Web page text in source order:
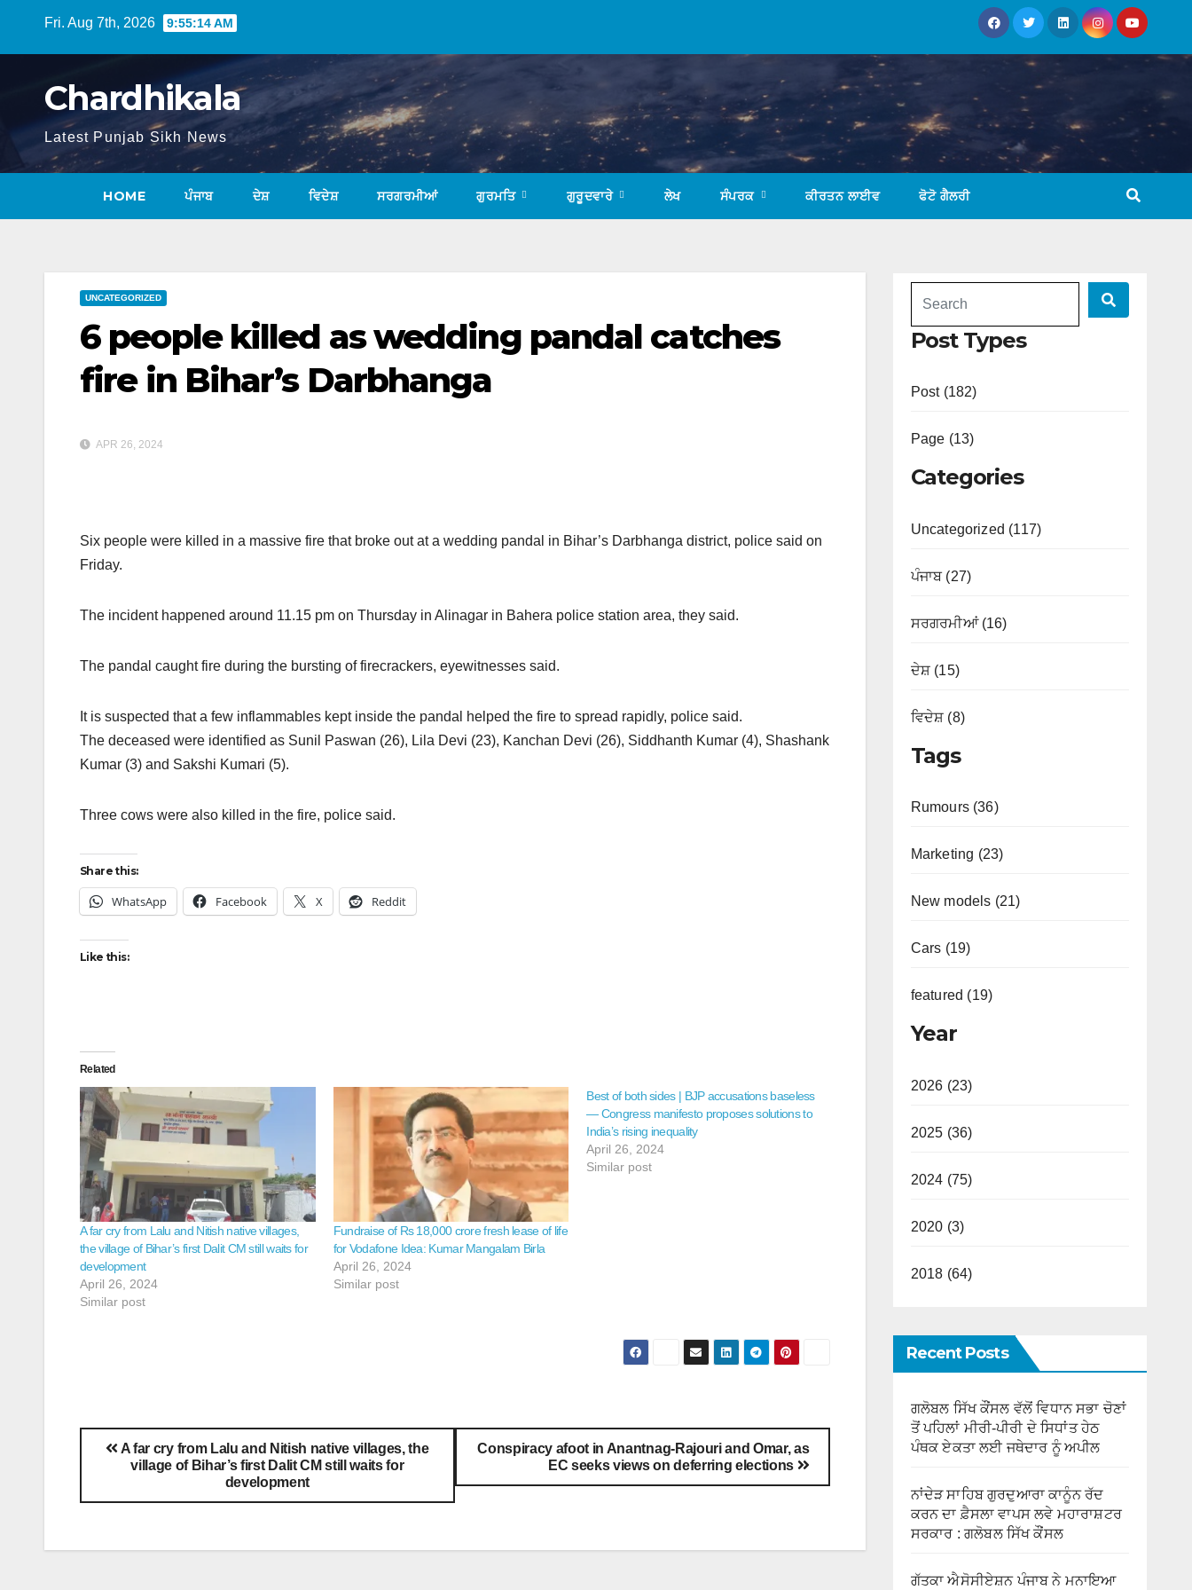
Fri. Aug 7th, 2026 9:55:15 AM
Chardhikala
Latest Punjab Sikh News
HOME ਪੰਜਾਬ ਦੇਸ਼ ਵਿਦੇਸ਼ ਸਰਗਰਮੀਆਂ ਗੁਰਮਤਿ ਗੁਰੂਦਵਾਰੇ ਲੇਖ ਸੰਪਰਕ ਕੀਰਤਨ ਲਾਈਵ ਫੋਟੋ ਗੈਲਰੀ
UNCATEGORIZED
6 people killed as wedding pandal catches
fire in Bihar’s Darbhanga
APR 26, 2024
Six people were killed in a massive fire that broke out at a wedding pandal in Bihar’s Darbhanga district, police said on
Friday.
The incident happened around 11.15 pm on Thursday in Alinagar in Bahera police station area, they said.
The pandal caught fire during the bursting of firecrackers, eyewitnesses said.
It is suspected that a few inflammables kept inside the pandal helped the fire to spread rapidly, police said.
The deceased were identified as Sunil Paswan (26), Lila Devi (23), Kanchan Devi (26), Siddhanth Kumar (4), Shashank
Kumar (3) and Sakshi Kumari (5).
Three cows were also killed in the fire, police said.
Share this:
WhatsApp Facebook X Reddit
Like this:
Related
A far cry from Lalu and Nitish native villages,
the village of Bihar’s first Dalit CM still waits for
development
April 26, 2024
Similar post
Fundraise of Rs 18,000 crore fresh lease of life
for Vodafone Idea: Kumar Mangalam Birla
April 26, 2024
Similar post
Best of both sides | BJP accusations baseless
— Congress manifesto proposes solutions to
India’s rising inequality
April 26, 2024
Similar post
Conspiracy afoot in Anantnag-Rajouri and Omar, as
EC seeks views on deferring elections
A far cry from Lalu and Nitish native villages, the
village of Bihar’s first Dalit CM still waits for
development
Post Types
Post (182)
Page (13)
Categories
Uncategorized (117)
ਪੰਜਾਬ (27)
ਸਰਗਰਮੀਆਂ (16)
ਦੇਸ਼ (15)
ਵਿਦੇਸ਼ (8)
Tags
Rumours (36)
Marketing (23)
New models (21)
Cars (19)
featured (19)
Year
2026 (23)
2025 (36)
2024 (75)
2020 (3)
2018 (64)
Recent Posts
ਗਲੋਬਲ ਸਿੱਖ ਕੌਂਸਲ ਵੱਲੋਂ ਵਿਧਾਨ ਸਭਾ ਚੋਣਾਂ
ਤੋਂ ਪਹਿਲਾਂ ਮੀਰੀ-ਪੀਰੀ ਦੇ ਸਿਧਾਂਤ ਹੇਠ
ਪੰਥਕ ਏਕਤਾ ਲਈ ਜਥੇਦਾਰ ਨੂੰ ਅਪੀਲ
ਨਾਂਦੇੜ ਸਾਹਿਬ ਗੁਰਦੁਆਰਾ ਕਾਨੂੰਨ ਰੱਦ
ਕਰਨ ਦਾ ਫ਼ੈਸਲਾ ਵਾਪਸ ਲਵੇ ਮਹਾਰਾਸ਼ਟਰ
ਸਰਕਾਰ : ਗਲੋਬਲ ਸਿੱਖ ਕੌਂਸਲ
ਗੱਤਕਾ ਐਸੋਸੀਏਸ਼ਨ ਪੰਜਾਬ ਨੇ ਮਨਾਇਆ